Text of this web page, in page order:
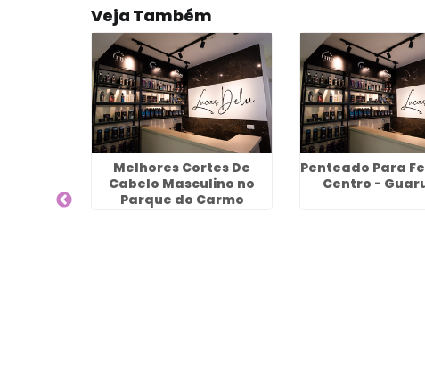
Veja Também
Melhores Cortes De
Cabelo Masculino no
Parque do Carmo
Penteado Para
Centro -